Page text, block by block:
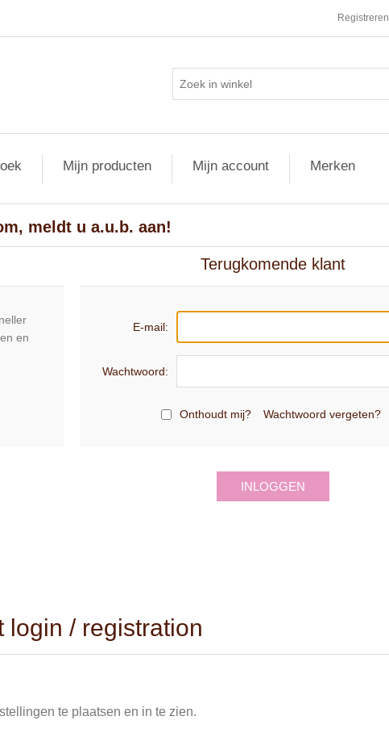
Registreren
Mijn producten Mijn account Merken
meldt u a.u.b. aan!
en
Terugkomende klant
E-mail:
Wachtwoord:
Onthoudt mij? Wachtwoord vergeten?
INLOGGEN
login / registration
te plaatsen en in te zien.